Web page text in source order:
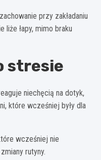
przy zakładaniu
łapy, mimo braku
stresie
niechęcią na dotyk,
które wcześniej były dla
wcześniej nie
rutyny.